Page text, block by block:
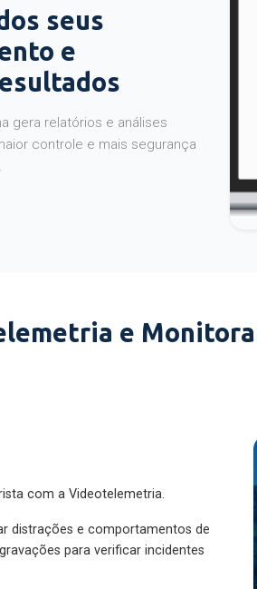
seus
e
gera relatórios e análises
controle e mais segurança
e
com a Videotelemetria.
distrações e comportamentos de
para verificar incidentes